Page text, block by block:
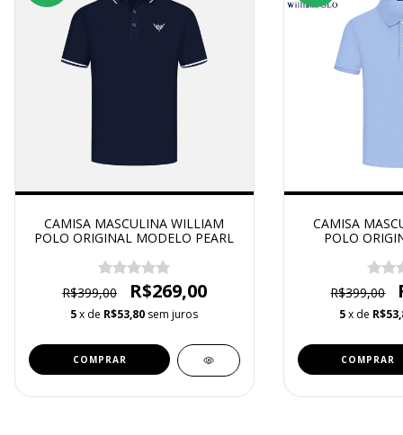
CAMISA MASCULINA WILLIAM
POLO ORIGINAL MODELO PEARL
R$399,00 R$269,00
5x de R$53,80 sem juros
COMPRAR
CAMISA
POLO
R$399,00
5x de
COMPRAR